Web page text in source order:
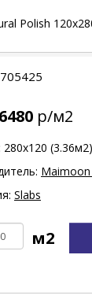
Polish
705425
6480 р/м2
(3.36м2)
Slabs